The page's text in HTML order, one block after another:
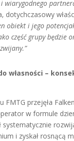
wiarygodnego
dotychczasowy
obiekt i jego
część grupy będzie
własności –
FMTG przejęła
w formule
systematycznie
i zyskał rosnącą